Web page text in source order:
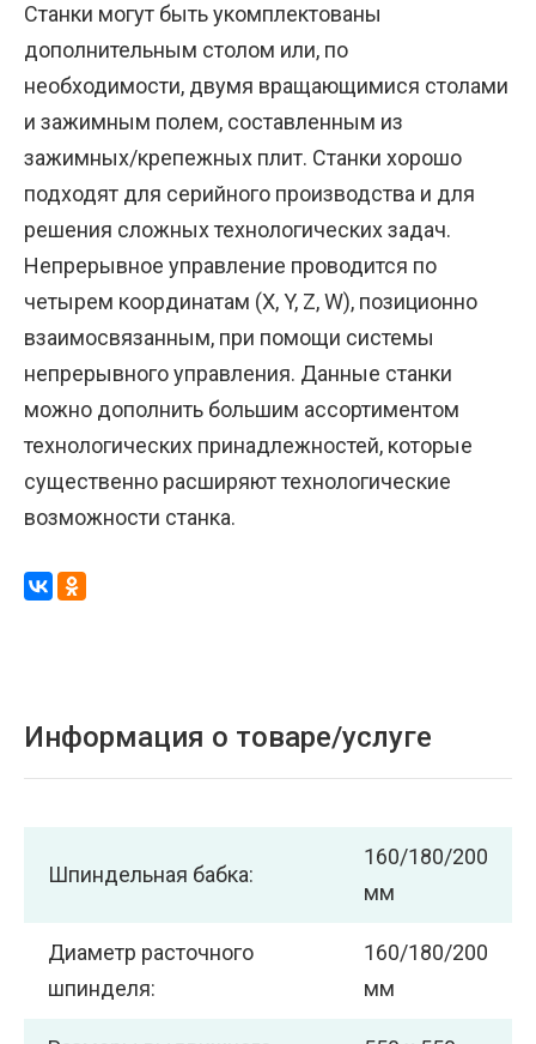
Станки могут быть укомплектованы
дополнительным столом или, по
необходимости, двумя вращающимися столами
и зажимным полем, составленным из
зажимных/крепежных плит. Станки хорошо
подходят для серийного производства и для
решения сложных технологических задач.
Непрерывное управление проводится по
четырем координатам (X, Y, Z, W), позиционно
взаимосвязанным, при помощи системы
непрерывного управления. Данные станки
можно дополнить большим ассортиментом
технологических принадлежностей, которые
существенно расширяют технологические
возможности станка.
Информация о товаре/услуге
Шпиндельная бабка:
160/180/200
мм
Диаметр расточного
шпинделя:
160/180/200
мм